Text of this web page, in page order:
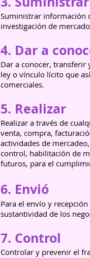
Suministrar información
investigación de
4. Dar a
Dar a conocer, transferir
ley o vínculo lícito que
comerciales.
5. Realizar
Realizar a través de
venta, compra,
actividades de
control, habilitación de
futuros, para el
6. Envió
Para el envío y
sustantividad de los
7. Control
Controlar y prevenir el